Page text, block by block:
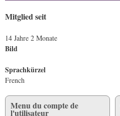
Mitglied seit
14 Jahre 2 Monate
Bild
Sprachkürzel
French
Menu du compte de
l'utilisateur